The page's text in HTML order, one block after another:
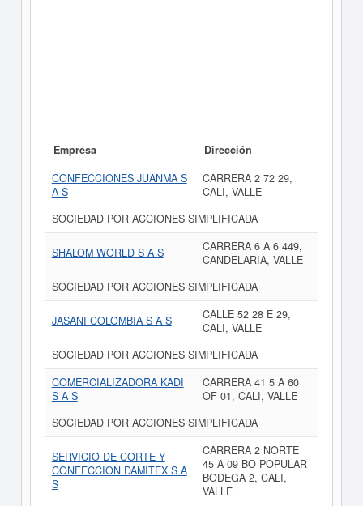
Empresa
Dirección
CONFECCIONES JUANMA S
A S
CARRERA 2 72 29,
CALI, VALLE
SOCIEDAD POR ACCIONES SIMPLIFICADA
SHALOM WORLD S A S
CARRERA 6 A 6 449,
CANDELARIA, VALLE
SOCIEDAD POR ACCIONES SIMPLIFICADA
JASANI COLOMBIA S A S
CALLE 52 28 E 29,
CALI, VALLE
SOCIEDAD POR ACCIONES SIMPLIFICADA
COMERCIALIZADORA KADI
S A S
CARRERA 41 5 A 60
OF 01, CALI, VALLE
SOCIEDAD POR ACCIONES SIMPLIFICADA
SERVICIO DE CORTE Y
CONFECCION DAMITEX S A
S
CARRERA 2 NORTE
45 A 09 BO POPULAR
BODEGA 2, CALI,
VALLE